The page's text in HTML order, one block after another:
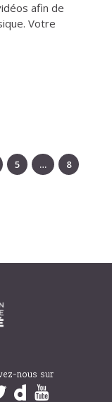
afin de
Votre
5 … 8
nous sur
nous sur :